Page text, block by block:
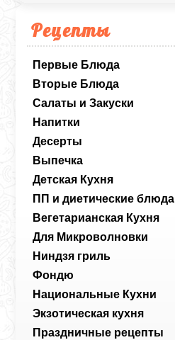
Рецепты
Первые Блюда
Вторые Блюда
Салаты и Закуски
Напитки
Десерты
Выпечка
Детская Кухня
ПП и диетические блюда
Вегетарианская Кухня
Для Микроволновки
Ниндзя гриль
Фондю
Национальные Кухни
Экзотическая кухня
Праздничные рецепты